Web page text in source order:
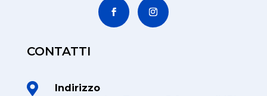
CONTATTI

Indirizzo